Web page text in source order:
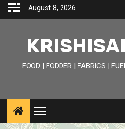
Skip
August 8, 2026
FOOD | FODDER | FABRICS |
Primary
Menu